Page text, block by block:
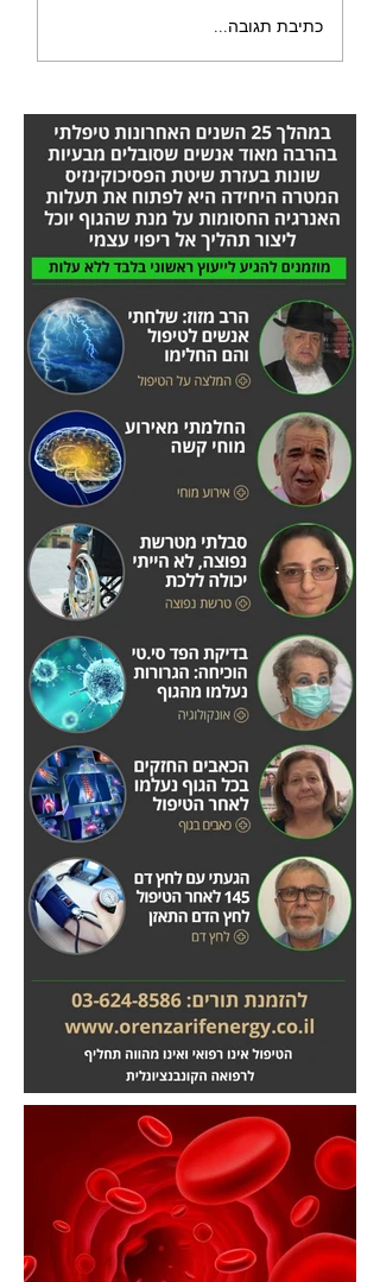
טרשת נפוצה – טיפול
כתיבת תגובה...